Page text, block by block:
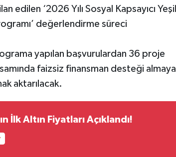
edilen ‘2026 Yılı Sosyal Kapsayıcı Yeşil
değerlendirme süreci
yapılan başvurulardan 36 proje
faizsiz finansman desteği almaya
aktarılacak.
İlk Altın Fiyatları Açıklandı!